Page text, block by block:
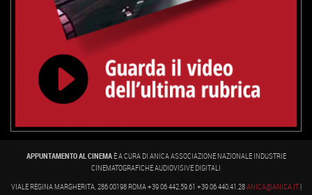
APPUNTAMENTO AL CINEMAÈ A CURA DI ANICA ASSOCIAZIONE NAZIONALE INDUSTRIE
CINEMATOGRAFICHE AUDIOVISIVE DIGITALI
VIALE REGINA MARGHERITA, 286 00198 ROMA +39 06 442.59.61 +39 06 440.41.28ANICA@ANICA.IT|